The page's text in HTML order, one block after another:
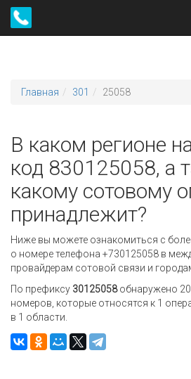
Главная 301 25058
В каком регионе
код 830125058, а
какому сотовому
принадлежит?
Ниже вы можете ознакомиться с
о номере телефона +730125058 в
провайдерам сотовой связи и
По префиксу 30125058обнаружено
номеров, которые относятся к 1
в 1 области.